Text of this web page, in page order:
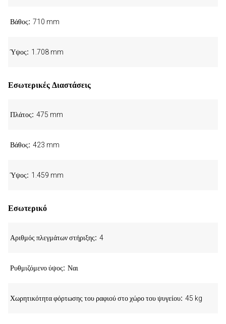
Βάθος 710 mm
Ύψος 1.708 mm
Εσωτερικές Διαστάσεις
Πλάτος 475 mm
Βάθος 423 mm
Ύψος 1.459 mm
Εσωτερικό
Αριθμός πλεγμάτων στήριξης 4
Ρυθμιζόμενο ύψος Ναι
Χωρητικότητα φόρτωσης του ραφιού στο χώρο του ψυγείου 45 kg